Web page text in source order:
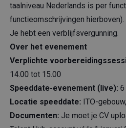
taalniveau Nederlands is per
functieomschrijvingen hierboven).
Je hebt een verblijfsvergunning.
Over het evenement
Verplichte
14.00 tot 15.00
Speeddate-evenement (live): 6
Locatie speeddate: ITO-
Documenten: Je moet je CV